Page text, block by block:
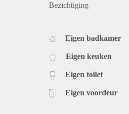
Bezichtiging
Eigen badkamer
Eigen keuken
Eigen toilet
Eigen voordeur